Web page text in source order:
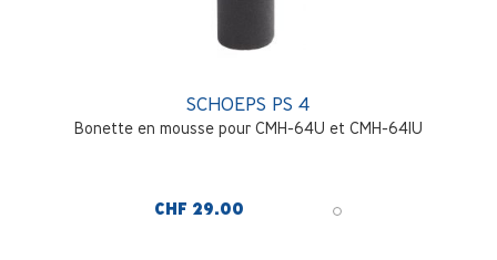
SCHOEPS PS 4
Bonette en mousse pour CMH-64U et CMH-641U
CHF 29.00